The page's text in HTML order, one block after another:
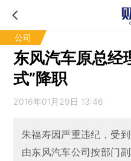
公司
东风汽车原总经
式”降职
2016年01月29日 13:46
朱福寿因严重违纪，受
由东风汽车公司按部门